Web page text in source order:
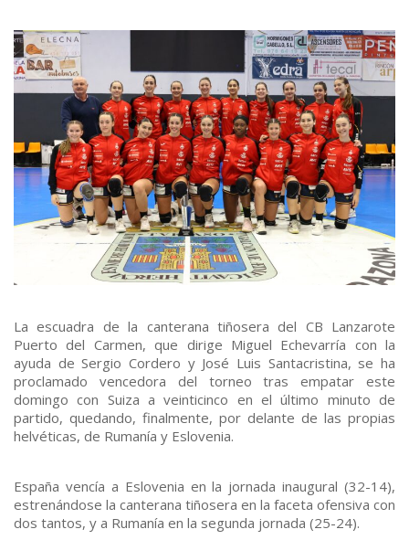
La escuadra de la canterana tiñosera del CB Lanzarote
Puerto del Carmen, que dirige Miguel Echevarría con la
ayuda de Sergio Cordero y José Luis Santacristina, se ha
proclamado vencedora del torneo tras empatar este
domingo con Suiza a veinticinco en el último minuto de
partido, quedando, finalmente, por delante de las propias
helvéticas, de Rumanía y Eslovenia.
España vencía a Eslovenia en la jornada inaugural (32-14),
estrenándose la canterana tiñosera en la faceta ofensiva con
dos tantos, y a Rumanía en la segunda jornada (25-24).